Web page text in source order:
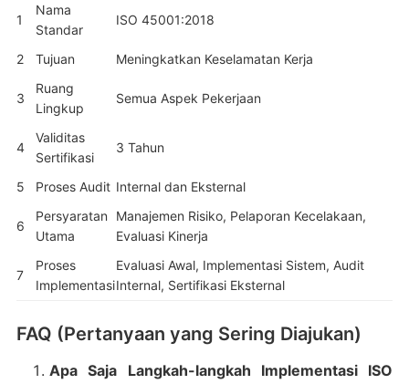
1
Nama
Standar
ISO 45001:2018
2 Tujuan Meningkatkan Keselamatan Kerja
3
Ruang
Lingkup
Semua Aspek Pekerjaan
4
Validitas
Sertifikasi
3 Tahun
5 Proses Audit Internal dan Eksternal
6
Persyaratan
Utama
Manajemen Risiko, Pelaporan Kecelakaan,
Evaluasi Kinerja
7
Proses
Implementasi
Evaluasi Awal, Implementasi Sistem, Audit
Internal, Sertifikasi Eksternal
FAQ (Pertanyaan yang Sering Diajukan)
Apa Saja Langkah-langkah Implementasi ISO